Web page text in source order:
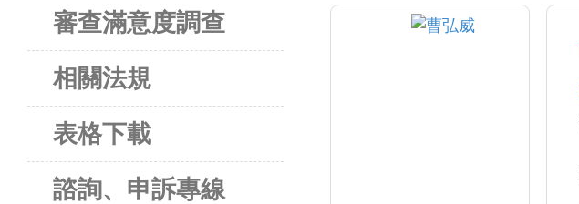
審查滿意度調查
相關法規
表格下載
諮詢、申訴專線